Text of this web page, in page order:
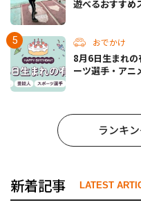
遊べるおすすめ
おでかけ
8月6日生まれ
ーツ選手・アニ
ランキ
新着記事 LATEST